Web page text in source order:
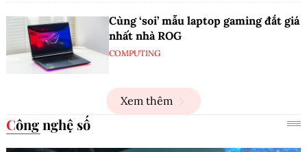
Cùng ‘soi’ mẫu laptop gaming đắt giá
nhất nhà ROG
COMPUTING
Xem thêm
Công nghệ số